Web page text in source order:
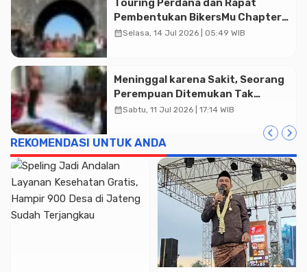
Touring Perdana dan Rapat
Pembentukan BikersMu Chapter
Temanggung Korwil Jateng :
calendar_monthSelasa, 14 Jul 2026 | 05:49 WIB
Meninggal karena Sakit, Seorang
Perempuan Ditemukan Tak
Bernyawa di Rumah Warga
calendar_monthSabtu, 11 Jul 2026 | 17:14 WIB
REKOMENDASI UNTUK ANDA